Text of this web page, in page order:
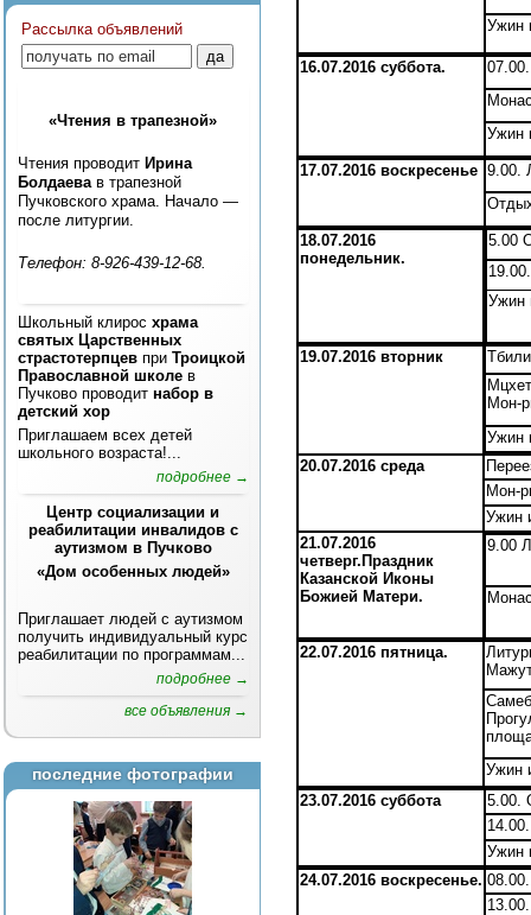
Рассылка объявлений
«Чтения в трапезной»
Чтения проводит Ирина
Болдаева в трапезной
Пучковского храма. Начало —
после литургии.
Телефон: 8-926-439-12-68.
Школьный клирос храма
святых Царственных
страстотерпцев при Троицкой
Православной школе в
Пучково проводит набор в
детский хор
Приглашаем всех детей
школьного возраста!...
подробнее →
Центр социализации и
реабилитации инвалидов с
аутизмом в Пучково
«Дом особенных людей»
Приглашает людей с аутизмом
получить индивидуальный курс
реабилитации по программам...
подробнее →
все объявления →
последние фотографии
Ужин
16.07.2016 суббота.
Ужин
17.07.2016 воскресенье 9.00.
18.07.2016
понедельник.
5.00
Ужин
19.07.2016 вторник
Мон-
Ужин
20.07.2016 среда
Мон-
Ужин
21.07.2016
четверг.Праздник
Казанской Иконы
Божией Матери.
9.00
22.07.2016 пятница.
Ужин
23.07.2016 суббота
5.00.
Ужин
24.07.2016 воскресенье.